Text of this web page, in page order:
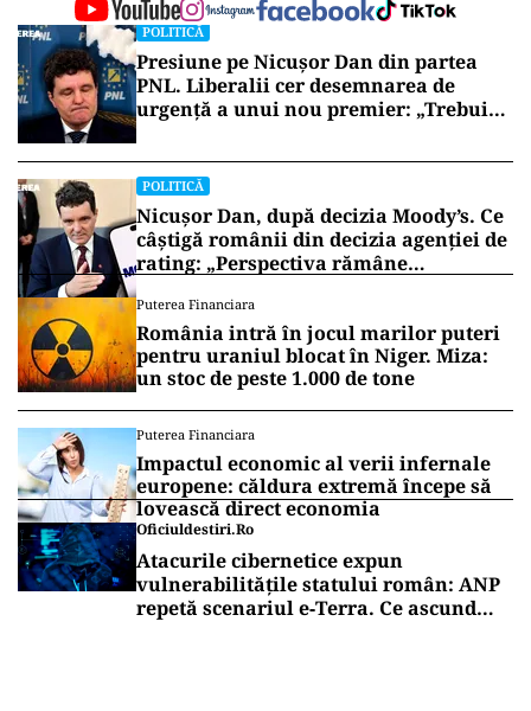
POLITICĂ
Presiune pe Nicușor Dan din partea
PNL. Liberalii cer desemnarea de
urgență a unui nou premier: „Trebuie
POLITICĂ
Nicușor Dan, după decizia Moody’s. Ce
câștigă românii din decizia agenției de
rating: „Perspectiva rămâne
Puterea Financiara
România intră în jocul marilor puteri
pentru uraniul blocat în Niger. Miza:
un stoc de peste 1.000 de tone
Puterea Financiara
Impactul economic al verii infernale
europene: căldura extremă începe să
lovească direct economia
Oficiuldestiri.ro
Atacurile cibernetice expun
vulnerabilitățile statului român: ANP
repetă scenariul e‑Terra. Ce ascund